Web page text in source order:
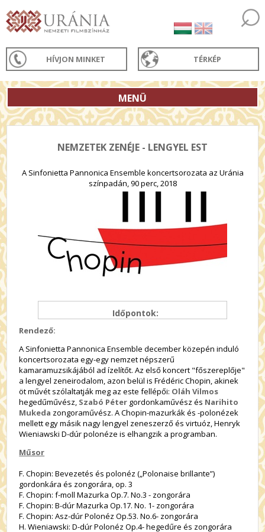
HÍVJON MINKET TÉRKÉP
MENÜ
NEMZETEK ZENÉJE - LENGYEL EST
A Sinfonietta Pannonica Ensemble koncertsorozata az Uránia
színpadán, 90 perc, 2018
Időpontok:
Rendező:
A Sinfonietta Pannonica Ensembledecember közepén induló
koncertsorozata egy-egy nemzet népszerű
kamaramuzsikájából ad ízelítőt. Az első koncert "főszereplője"
a lengyel zeneirodalom, azon belül is Frédéric Chopin, akinek
öt művét szólaltatják meg az este fellépői: Oláh Vilmos
hegedűművész, Szabó Péter gordonkaművész és Narihito
Mukeda zongoraművész. A Chopin-mazurkák és -polonézek
mellett egy másik nagy lengyel zeneszerző és virtuóz, Henryk
Wieniawski D-dúr polonéze is elhangzik a programban.
Műsor
F. Chopin: Bevezetés és polonéz („Polonaise brillante”)
gordonkára és zongorára, op. 3
F. Chopin: f-moll Mazurka Op.7. No.3 - zongorára
F. Chopin: B-dúr Mazurka Op.17. No. 1- zongorára
F. Chopin: Asz-dúr Polonéz Op.53. No.6- zongorára
H. Wieniawski: D-dúr Polonéz Op.4- hegedűre és zongorára